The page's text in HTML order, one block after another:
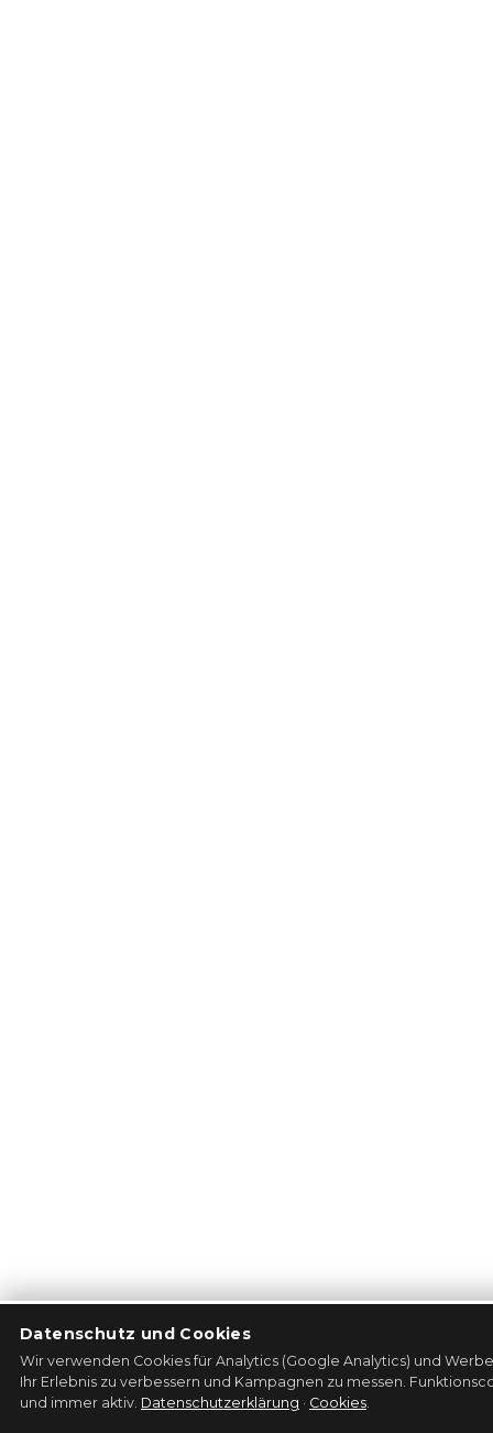
Datenschutz und Cookies
Wir verwenden Cookies für Analytics (Google Analytics) und
Ihr Erlebnis zu verbessern und Kampagnen zu messen.
und immer aktiv. Datenschutzerklärung · Cookies.